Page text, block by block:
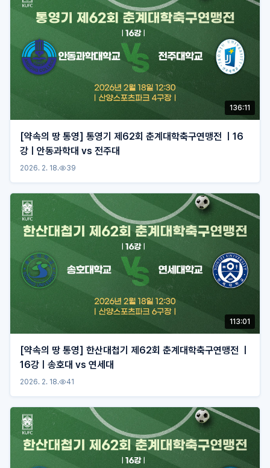
136:11
[약속의 땅 통영] 통영기 제62회 춘계대학축구연맹전 ㅣ16
강ㅣ안동과학대 vs 전주대
2026. 2. 18. 39
113:01
[약속의 땅 통영] 한산대첩기 제62회 춘계대학축구연맹전 ㅣ
16강ㅣ송호대 vs 연세대
2026. 2. 18. 41